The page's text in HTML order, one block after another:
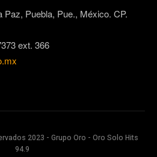
Paz, Puebla, Pue., México. CP.
ext. 366
2023 - Grupo Oro - Oro Solo Hits
94.9